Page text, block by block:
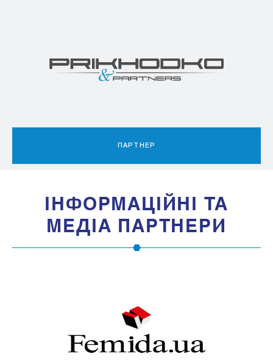
ПАРТНЕР
IНФОРМАЦIЙНI ТА
МЕДIА ПАРТНЕРИ